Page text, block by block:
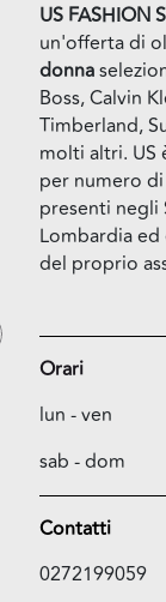
Successiva
US FASHION
un'offerta di
donna
Boss, Calvin
Timberland,
molti altri. US
per numero
presenti negli
Lombardia
del proprio
Orari
lun - ven
sab - dom
Contatti
0272199059